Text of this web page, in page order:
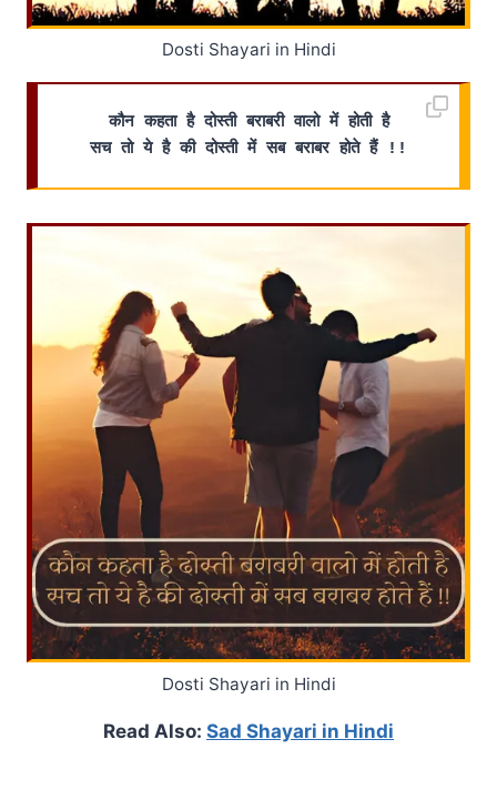
Dosti Shayari in Hindi
कौन कहता है दोस्ती बराबरी वालो में होती है
सच तो ये है की दोस्ती में सब बराबर होते हैं !!
Dosti Shayari in Hindi
Read Also: Sad Shayari in Hindi